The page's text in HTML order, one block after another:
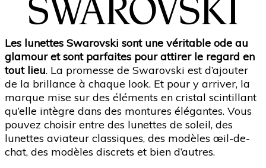
Les lunettes Swarovski sont une véritable ode au
glamour et sont parfaites pour attirer le regard en
tout lieu. La promesse de Swarovski est d’ajouter
de la brillance à chaque look. Et pour y arriver, la
marque mise sur des éléments en cristal scintillant
qu’elle intègre dans des montures élégantes. Vous
pouvez choisir entre des lunettes de soleil, des
lunettes aviateur classiques, des modèles œil-de-
chat, des modèles discrets et bien d’autres.